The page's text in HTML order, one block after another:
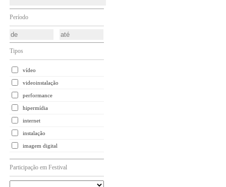
Período
Tipos
vídeo
videoinstalação
performance
hipermídia
internet
instalação
imagem digital
Participação em Festival